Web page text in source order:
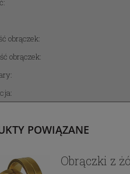
obrączek:
obrączek:
POWIĄZANE
Obrączki z